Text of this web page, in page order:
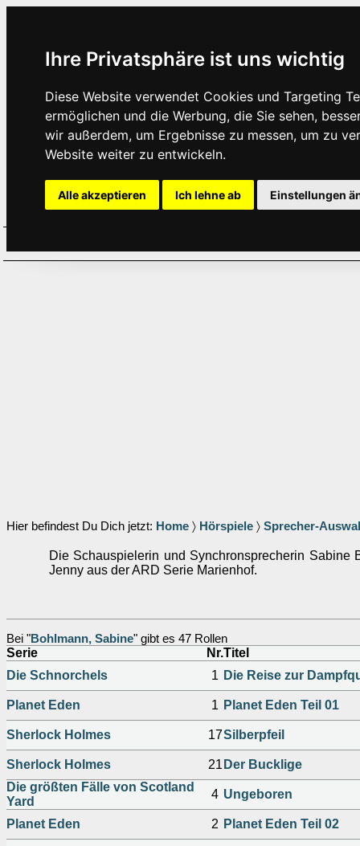
Ihre Privatsphäre ist uns wichtig
Diese Website verwendet Cookies und Targeting
ermöglichen und die Werbung, die Sie sehen,
wir außerdem, um Ergebnisse zu messen, um zu
Website weiter zu entwickeln.
Alle akzeptieren Ich lehne ab Einstellungen
Hier befindest Du Dich jetzt: Home 〉 Hörspiele 〉 Sprecher-
Die Schauspielerin und Synchronsprecherin
Jenny aus der ARD Serie Marienhof.
Bei "Bohlmann, Sabine" gibt es 47 Rollen
Serie Nr.Titel
Die Schnorchels
1 Die Reise zur
Planet Eden 1 Planet Eden Teil 01
Sherlock Holmes 17Silberpfeil
Sherlock Holmes 21 Der Bucklige
Die größten Fälle von Scotland
Yard
4 Ungeboren
Planet Eden 2 Planet Eden Teil 02